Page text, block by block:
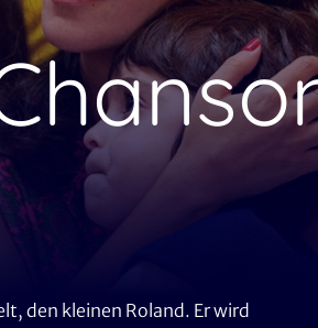
den kleinen Roland. Er wird